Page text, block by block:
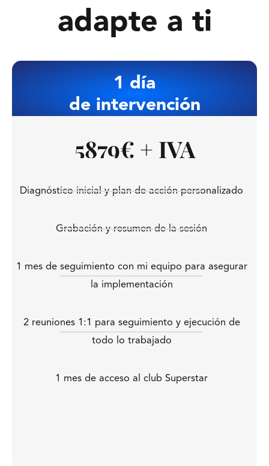
adapte a ti
1 día
de intervención
5879€ + IVA
Diagnóstico inicial y plan de acción personalizado
Grabación y resumen de la sesión
1 mes de seguimiento con mi equipo para asegurar
la implementación
2 reuniones 1:1 para seguimiento y ejecución de
todo lo trabajado
1 mes de acceso al club Superstar